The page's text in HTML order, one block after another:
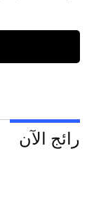
رائج الآن